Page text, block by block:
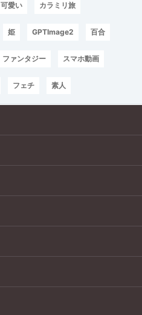
可愛い カラミリ旅
姫 GPTImage2 百合
ファンタジー スマホ動画
フェチ 素人